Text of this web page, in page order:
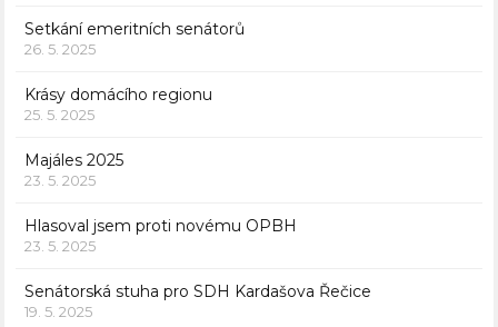
Setkání emeritních senátorů
26. 5. 2025
Krásy domácího regionu
25. 5. 2025
Majáles 2025
23. 5. 2025
Hlasoval jsem proti novému OPBH
23. 5. 2025
Senátorská stuha pro SDH Kardašova Řečice
19. 5. 2025